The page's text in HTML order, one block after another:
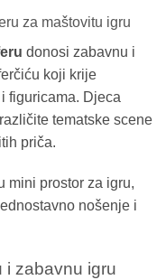
za maštovitu igru
donosi zabavnu i
koji krije
figuricama. Djeca
tematske scene
priča.
mini prostor za igru,
nošenje i
i zabavnu igru